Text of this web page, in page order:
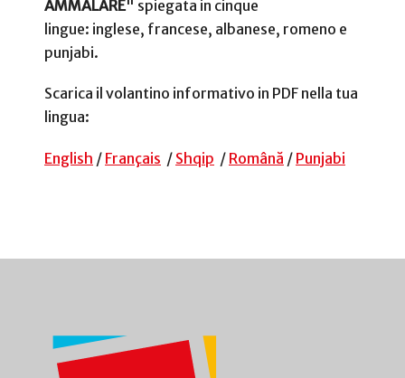
AMMALARE" spiegata in cinque
lingue: inglese, francese, albanese, romeno e
punjabi.
Scarica il volantino informativo in PDF nella tua
lingua:
English / Français / Shqip / Română / Punjabi